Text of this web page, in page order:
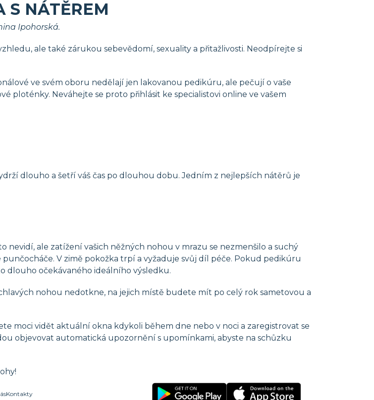
S NÁTĚREM
Ipohorská.
ale také zárukou sebevědomí, sexuality a přitažlivosti. Neodpírejte si
ve svém oboru nedělají jen lakovanou pedikúru, ale pečují o vaše
ploténky. Neváhejte se proto přihlásit ke specialistovi online ve vašem
dlouho a šetří váš čas po dlouhou dobu. Jedním z nejlepších nátěrů je
nevidí, ale zatížení vašich něžných nohou v mrazu se nezmenšilo a suchý
V zimě pokožka trpí a vyžaduje svůj díl péče. Pokud pedikúru
dlouho očekávaného ideálního výsledku.
nohou nedotkne, na jejich místě budete mít po celý rok sametovou a
moci vidět aktuální okna kdykoli během dne nebo v noci a zaregistrovat se
objevovat automatická upozornění s upomínkami, abyste na schůzku
Kontakty